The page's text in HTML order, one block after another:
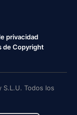
privacidad
de Copyright
Todos los